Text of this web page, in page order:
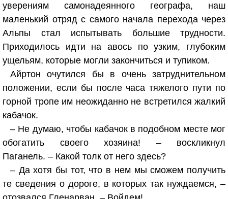
уверениям самонадеянного географа, наш
маленький отряд с самого начала перехода через
Альпы стал испытывать большие трудности.
Приходилось идти на авось по узким, глубоким
ущельям, которые могли закончиться и тупиком.
Айртон очутился бы в очень затруднительном
положении, если бы после часа тяжелого пути по
горной тропе им неожиданно не встретился жалкий
кабачок.
– Не думаю, чтобы кабачок в подобном месте мог
обогатить своего хозяина! – воскликнул
Паганель. – Какой толк от него здесь?
– Да хотя бы тот, что в нем мы сможем получить
те сведения о дороге, в которых так нуждаемся, –